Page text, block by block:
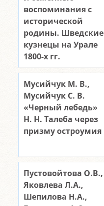
воспоминания с
исторической
родины. Шведские
кузнецы на Урале
1800-х гг.
Мусийчук М. В.,
Мусийчук С. В.
«Черный лебедь»
Н. Н. Талеба через
призму остроумия
Пустовойтова О.В.,
Яковлева Л.А.,
Шепилова Н.А.,